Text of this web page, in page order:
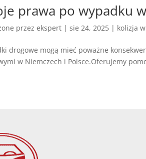
prawa po wypadku
przezekspert |sie 24, 2025 | kolizja
drogowe mogą mieć poważne
w Niemczech i Polsce.Oferujemy